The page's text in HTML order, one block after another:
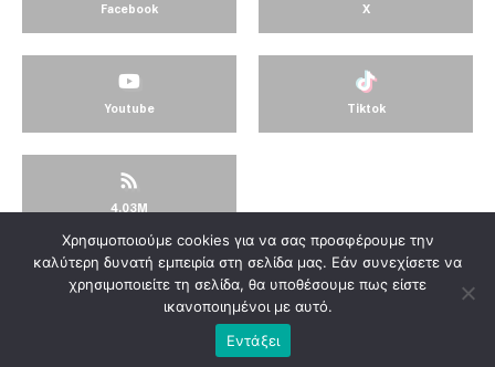
Facebook X
Youtube Tiktok
4.03M
© KorinthosTV @2025
Χρησιμοποιούμε cookies για να σας προσφέρουμε την
καλύτερη δυνατή εμπειρία στη σελίδα μας. Εάν συνεχίσετε να
χρησιμοποιείτε τη σελίδα, θα υποθέσουμε πως είστε
ικανοποιημένοι με αυτό.
Εντάξει